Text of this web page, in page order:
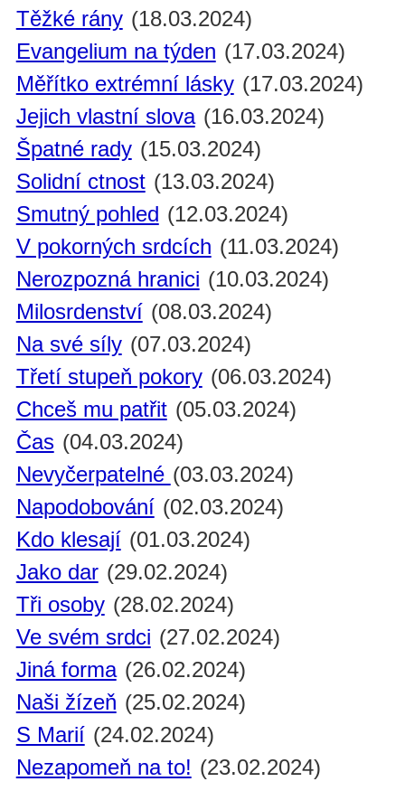
Těžké rány (18.03.2024)
Evangelium na týden (17.03.2024)
Měřítko extrémní lásky (17.03.2024)
Jejich vlastní slova (16.03.2024)
Špatné rady (15.03.2024)
Solidní ctnost (13.03.2024)
Smutný pohled (12.03.2024)
V pokorných srdcích (11.03.2024)
Nerozpozná hranici (10.03.2024)
Milosrdenství (08.03.2024)
Na své síly (07.03.2024)
Třetí stupeň pokory (06.03.2024)
Chceš mu patřit (05.03.2024)
Čas (04.03.2024)
Nevyčerpatelné (03.03.2024)
Napodobování (02.03.2024)
Kdo klesají (01.03.2024)
Jako dar (29.02.2024)
Tři osoby (28.02.2024)
Ve svém srdci (27.02.2024)
Jiná forma (26.02.2024)
Naši žízeň (25.02.2024)
S Marií (24.02.2024)
Nezapomeň na to! (23.02.2024)